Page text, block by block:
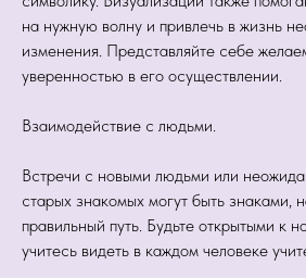
на нужную волну и привлечь в жизнь
изменения. Представляйте себе
уверенностью в его осуществлении.
Взаимодействие с людьми.
Встречи с новыми людьми или
старых знакомых могут быть знаками,
правильный путь. Будьте открытыми к
учитесь видеть в каждом человеке